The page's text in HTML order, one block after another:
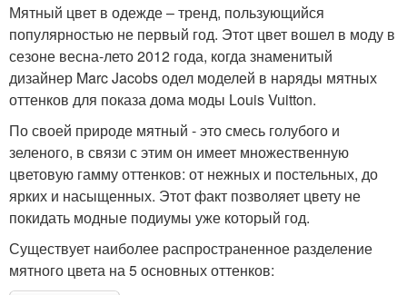
Мятный цвет в одежде – тренд, пользующийся
популярностью не первый год. Этот цвет вошел в моду в
сезоне весна-лето 2012 года, когда знаменитый
дизайнер Marc Jacobs одел моделей в наряды мятных
оттенков для показа дома моды Louis Vuitton.
По своей природе мятный - это смесь голубого и
зеленого, в связи с этим он имеет множественную
цветовую гамму оттенков: от нежных и постельных, до
ярких и насыщенных. Этот факт позволяет цвету не
покидать модные подиумы уже который год.
Существует наиболее распространенное разделение
мятного цвета на 5 основных оттенков: